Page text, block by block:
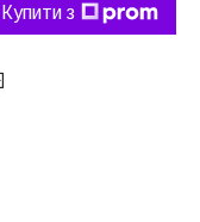
Купити з